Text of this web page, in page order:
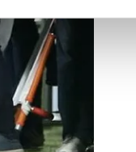
ve üçüncü kişilere
çerezler bilgi
ve
açık rızanız dahilinde